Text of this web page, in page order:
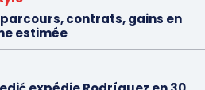
contrats, gains en
estimée